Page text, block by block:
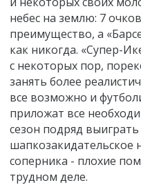
небес на землю: 7
преимущество, а
как никогда. «Супер-
с некоторых пор,
занять более
все возможно и
приложат все
сезон подряд
шапкозакидательское
соперника - плохие
трудном деле.